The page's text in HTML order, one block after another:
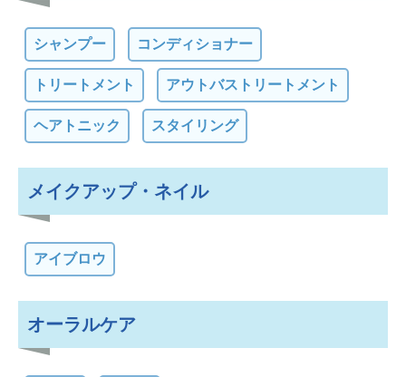
シャンプー コンディショナー
トリートメント アウトバストリートメント
ヘアトニック スタイリング
メイクアップ・ネイル
アイブロウ
オーラルケア